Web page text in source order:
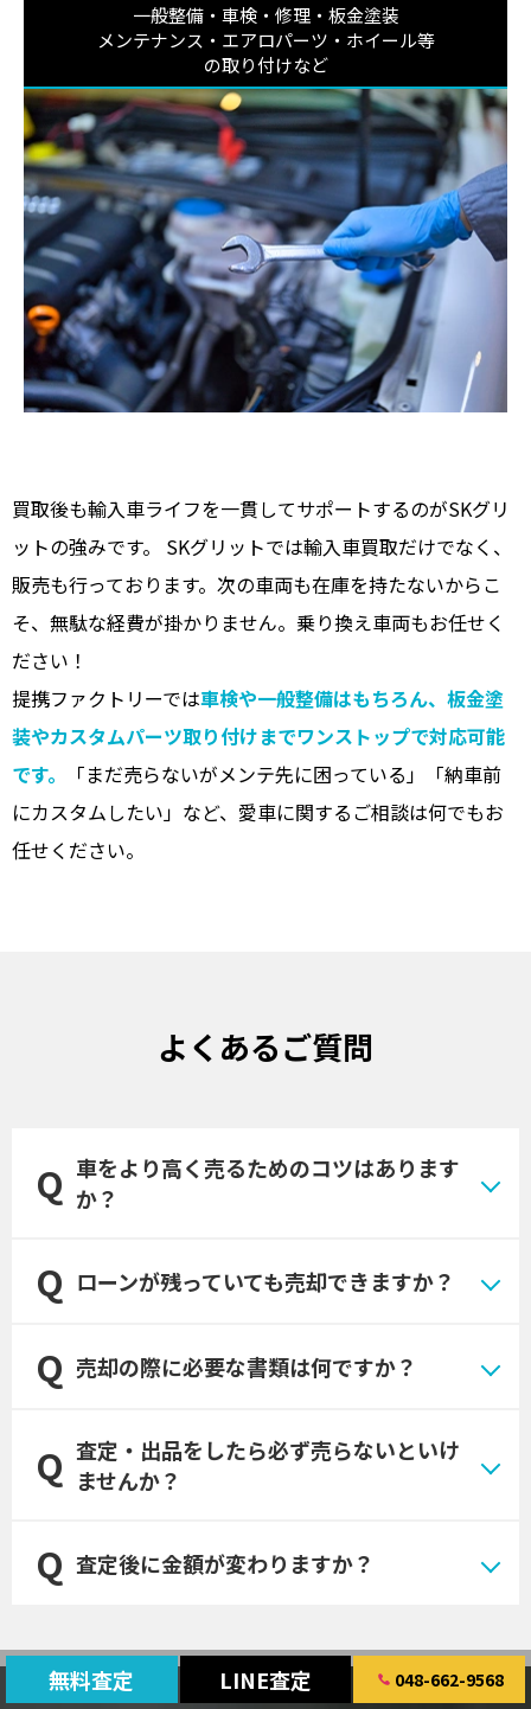
一般整備・車検・修理・板金塗装
メンテナンス・エアロパーツ・ホイール等
の取り付けなど
買取後も輸入車ライフを一貫してサポートするのがSKグリ
ットの強みです。 SKグリットでは輸入車買取だけでなく、
販売も行っております。次の車両も在庫を持たないからこ
そ、無駄な経費が掛かりません。乗り換え車両もお任せく
ださい！
提携ファクトリーでは車検や一般整備はもちろん、板金塗
装やカスタムパーツ取り付けまでワンストップで対応可能
です。
「まだ売らないがメンテ先に困っている」「納車前
にカスタムしたい」など、愛車に関するご相談は何でもお
任せください。
よくあるご質問
車をより高く売るためのコツはあります
か？
ローンが残っていても売却できますか？
売却の際に必要な書類は何ですか？
査定・出品をしたら必ず売らないといけ
ませんか？
査定後に金額が変わりますか？
無料査定 LINE査定 048-662-9568